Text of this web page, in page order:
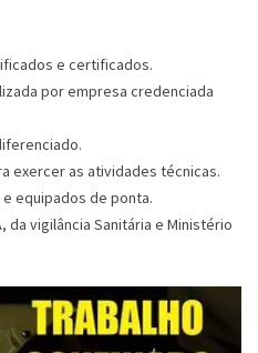
e certificados.
por empresa credenciada
exercer as atividades técnicas.
equipados de ponta.
da vigilância Sanitária e Ministério